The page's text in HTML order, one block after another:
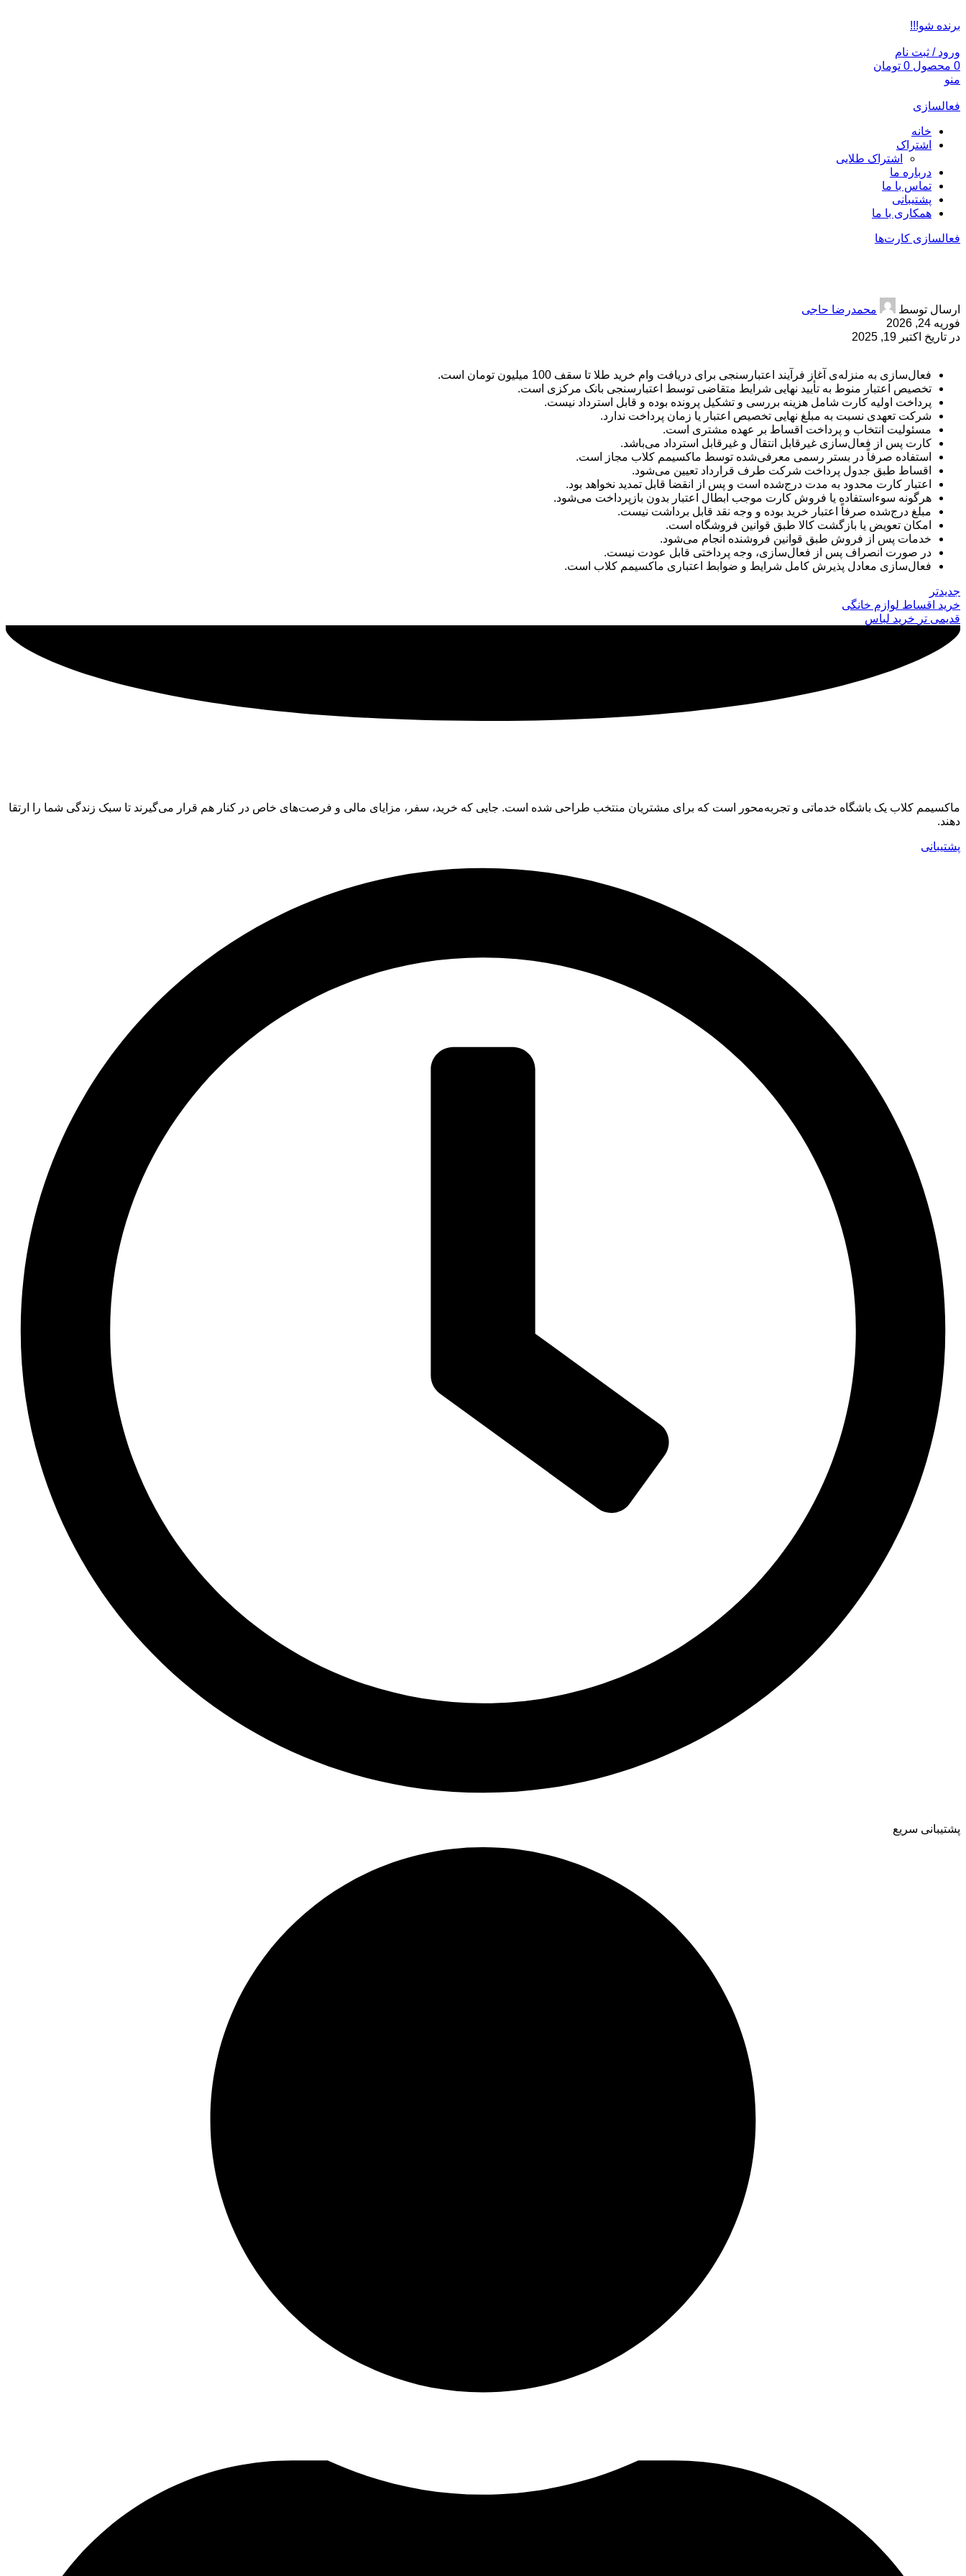
برنده شو!!!
ورود / ثبت نام
0 محصول 0 تومان
منو
فعالسازی
خانه
اشتراک
اشتراک طلایی
درباره ما
تماس با ما
پشتیبانی
همکاری با ما
فعالسازی کارت‌ها
ارسال توسط
محمدرضا حاجی
فوریه 24, 2026
در تاریخ اکتبر 19, 2025
فعال‌سازی به منزله‌ی آغاز فرآیند اعتبارسنجی برای دریافت وام خرید طلا تا سقف 100 میلیون تومان است.
تخصیص اعتبار منوط به تأیید نهایی شرایط متقاضی توسط اعتبارسنجی بانک مرکزی است.
پرداخت اولیه کارت شامل هزینه بررسی و تشکیل پرونده بوده و قابل استرداد نیست.
شرکت تعهدی نسبت به مبلغ نهایی تخصیص اعتبار یا زمان پرداخت ندارد.
مسئولیت انتخاب و پرداخت اقساط بر عهده مشتری است.
کارت پس از فعال‌سازی غیرقابل انتقال و غیرقابل استرداد می‌باشد.
استفاده صرفاً در بستر رسمی معرفی‌شده توسط ماکسیمم کلاب مجاز است.
اقساط طبق جدول پرداخت شرکت طرف قرارداد تعیین می‌شود.
اعتبار کارت محدود به مدت درج‌شده است و پس از انقضا قابل تمدید نخواهد بود.
هرگونه سوءاستفاده یا فروش کارت موجب ابطال اعتبار بدون بازپرداخت می‌شود.
مبلغ درج‌شده صرفاً اعتبار خرید بوده و وجه نقد قابل برداشت نیست.
امکان تعویض یا بازگشت کالا طبق قوانین فروشگاه است.
خدمات پس از فروش طبق قوانین فروشنده انجام می‌شود.
در صورت انصراف پس از فعال‌سازی، وجه پرداختی قابل عودت نیست.
فعال‌سازی معادل پذیرش کامل شرایط و ضوابط اعتباری ماکسیمم کلاب است.
جدیدتر
خرید اقساط لوازم خانگی
قدیمی تر خرید لباس
ماکسیمم کلاب یک باشگاه خدماتی و تجربه‌محور است که برای مشتریان منتخب طراحی شده است. جایی که خرید، سفر، مزایای مالی و فرصت‌های خاص در کنار هم قرار می‌گیرند تا سبک زندگی شما را ارتقا
دهند.
پشتیبانی
پشتیبانی سریع